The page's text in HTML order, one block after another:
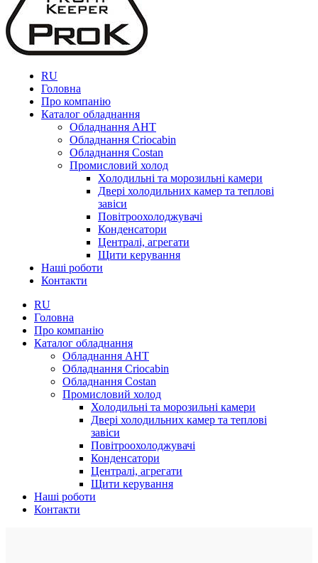
RU
Головна
Про компанію
Каталог обладнання
Обладнання AHT
Обладнання Criocabin
Обладнання Costan
Промисловий холод
Холодильні та морозильні камери
Двері холодильних камер та теплові
завіси
Повітроохолоджувачі
Конденсатори
Централі, агрегати
Щити керування
Наші роботи
Контакти
RU
Головна
Про компанію
Каталог обладнання
Обладнання AHT
Обладнання Criocabin
Обладнання Costan
Промисловий холод
Холодильні та морозильні камери
Двері холодильних камер та теплові
завіси
Повітроохолоджувачі
Конденсатори
Централі, агрегати
Щити керування
Наші роботи
Контакти